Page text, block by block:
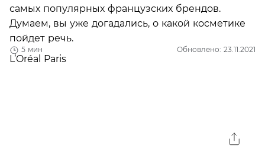
5 мин Обновлено: 23.11.2021
самых популярных французских брендов.
Думаем, вы уже догадались, о какой косметике
пойдет речь.